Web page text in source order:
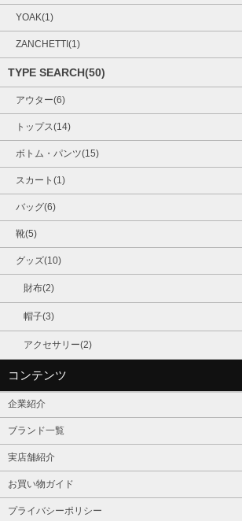
YOAK(1)
ZANCHETTI(1)
TYPE SEARCH(50)
アウター(6)
トップス(14)
ボトム・パンツ(15)
スカート(1)
バッグ(6)
靴(5)
グッズ(10)
財布(2)
帽子(3)
アクセサリー(2)
コンテンツ
企業紹介
ブランド一覧
実店舗紹介
お買い物ガイド
プライバシーポリシー